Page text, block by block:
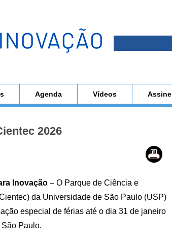
Agenda Vídeos Assine
2026
Inovação– O Parque de Ciência e
da Universidade de São Paulo (USP)
especial de férias até o dia 31 de janeiro
Paulo.